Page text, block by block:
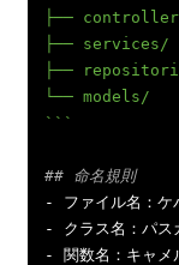
├──
├── services/
├──
└── models/
```
## 命名規則
-
ファイル名：ケ
-
クラス名：パス
-
関数名：キャメ